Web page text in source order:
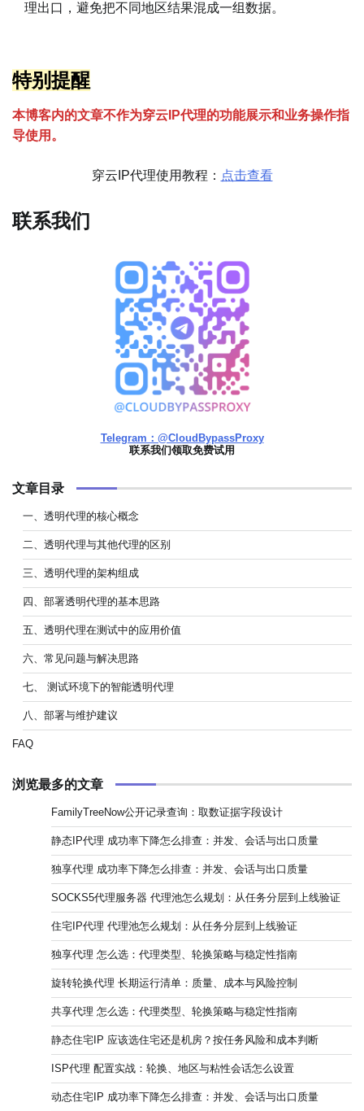
理出口，避免把不同地区结果混成一组数据。
特别提醒
本博客内的文章不作为穿云 P代理的功能展示和业务操作指
导使用。
穿云IP代理使用教程： 点击查看
联系我们
Telegram：@CloudBypassProxy
联系我们领取免费试用
文章目录
一、透明代理的核心概念
二、透明代理与其他代理的区别
三、透明代理的架构组成
四、部署透明代理的基本思路
五、透明代理在测试中的应用价值
六、常见问题与解决思路
七、 测试环境下的智能透明代理
八、部署与维护建议
FAQ
浏览最多的文章
FamilyTreeNow公开记录查询：取数证据字段设计
静态IP代理 成功率下降怎么排查：并发、会话与出口质量
独享代理 成功率下降怎么排查：并发、会话与出口质量
SOCKS5代理服务器 代理池怎么规划：从任务分层到上线验证
住宅IP代理 代理池怎么规划：从任务分层到上线验证
独享代理 怎么选：代理类型、轮换策略与稳定性指南
旋转轮换代理 长期运行清单：质量、成本与风险控制
共享代理 怎么选：代理类型、轮换策略与稳定性指南
静态住宅IP 应该选住宅还是机房？按任务风险和成本判断
ISP代理 配置实战：轮换、地区与粘性会话怎么设置
动态住宅IP 成功率下降怎么排查：并发、会话与出口质量